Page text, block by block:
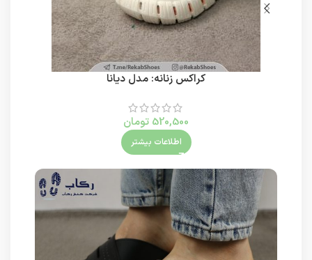
کراکس زنانه: مدل دیانا
520,500 تومان
اطلاعات بیشتر